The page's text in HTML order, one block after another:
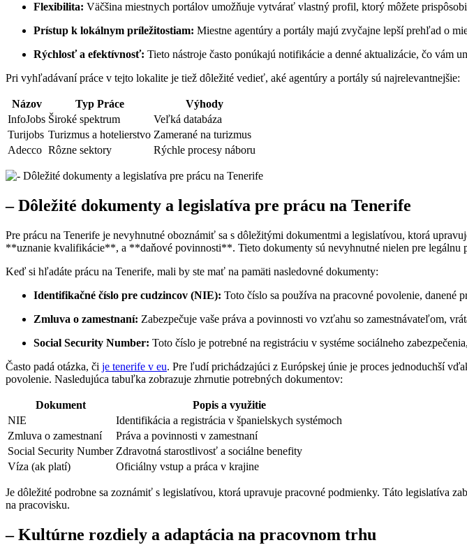
Flexibilita: Väčšina miestnych portálov umožňuje vytvárať vlastný profil, ktorý môžete
Prístup k lokálnym príležitostiam: Miestne agentúry a portály majú zvyčajne lepší prehľad o
Rýchlosť a efektívnosť: Tieto nástroje často ponúkajú notifikácie a denné aktualizácie, čo vám
Pri vyhľadávaní práce v tejto lokalite je tiež dôležité vedieť, aké agentúry a portály sú najrelevantnejšie:
Názov Typ Práce
Výhody
InfoJobs Široké spektrum
Veľká databáza
Turijobs Turizmus a hotelierstvo Zamerané na turizmus
Adecco Rôzne sektory Rýchle procesy náboru
– Dôležité dokumenty a legislatíva pre prácu na Tenerife
Pre prácu na Tenerife je nevyhnutné oboznámiť sa s dôležitými dokumentmi a legislatívou, ktorá
**uznanie kvalifikácie**, a **daňové povinnosti**. Tieto dokumenty sú nevyhnutné nielen pre legálnu
Keď si hľadáte prácu na Tenerife, mali by ste mať na pamäti nasledovné dokumenty:
Identifikačné číslo pre cudzincov (NIE): Toto číslo sa používa na pracovné povolenie, danené
Zmluva o zamestnaní: Zabezpečuje vaše práva a povinnosti vo vzťahu so zamestnávateľom,
Social Security Number: Toto číslo je potrebné na registráciu v systéme sociálneho
Často padá otázka, či je tenerife v eu. Pre ľudí prichádzajúci z Európskej únie je proces jednoduchší
povolenie. Nasledujúca tabuľka zobrazuje zhrnutie potrebných dokumentov:
Dokument
Popis a využitie
NIE
Identifikácia a registrácia v španielskych systémoch
Zmluva o zamestnaní
Práva a povinnosti v zamestnaní
Social Security Number Zdravotná starostlivosť a sociálne benefity
Víza (ak platí)
Oficiálny vstup a práca v krajine
Je dôležité podrobne sa zoznámiť s legislatívou, ktorá upravuje pracovné podmienky. Táto legislatíva
na pracovisku.
– Kultúrne rozdiely a adaptácia na pracovnom trhu